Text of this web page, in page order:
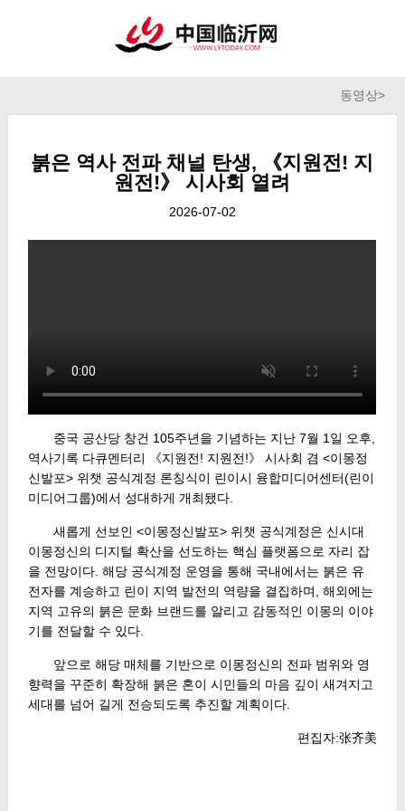
동영상>
붉은 역사 전파 채널 탄생, 《지원전! 지
원전!》 시사회 열려
2026-07-02
중국 공산당 창건 105주년을 기념하는 지난 7월 1일 오후,
역사기록 다큐멘터리 《지원전! 지원전!》 시사회 겸 <이몽정
신발포> 위챗 공식계정 론칭식이 린이시 융합미디어센터(린이
미디어그룹)에서 성대하게 개최됐다.
새롭게 선보인 <이몽정신발포> 위챗 공식계정은 신시대
이몽정신의 디지털 확산을 선도하는 핵심 플랫폼으로 자리 잡
을 전망이다. 해당 공식계정 운영을 통해 국내에서는 붉은 유
전자를 계승하고 린이 지역 발전의 역량을 결집하며, 해외에는
지역 고유의 붉은 문화 브랜드를 알리고 감동적인 이몽의 이야
기를 전달할 수 있다.
앞으로 해당 매체를 기반으로 이몽정신의 전파 범위와 영
향력을 꾸준히 확장해 붉은 혼이 시민들의 마음 깊이 새겨지고
세대를 넘어 길게 전승되도록 추진할 계획이다.
편집자:张齐美